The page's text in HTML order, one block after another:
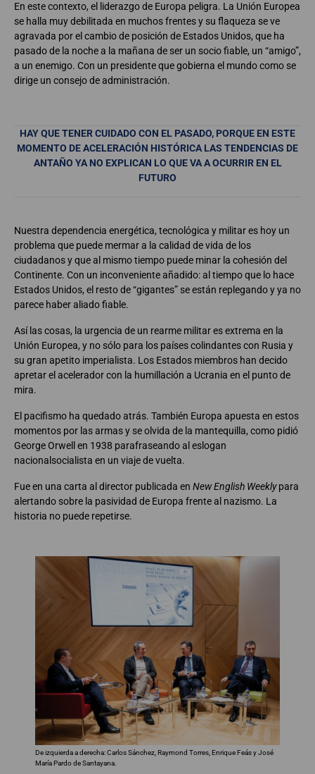
En este contexto, el liderazgo de Europa peligra. La Unión Europea
se halla muy debilitada en muchos frentes y su flaqueza se ve
agravada por el cambio de posición de Estados Unidos, que ha
pasado de la noche a la mañana de ser un socio fiable, un “amigo”,
a un enemigo. Con un presidente que gobierna el mundo como se
dirige un consejo de administración.
HAY QUE TENER CUIDADO CON EL PASADO, PORQUE EN ESTE
MOMENTO DE ACELERACIÓN HISTÓRICA LAS TENDENCIAS DE
ANTAÑO YA NO EXPLICAN LO QUE VA A OCURRIR EN EL
FUTURO
Nuestra dependencia energética, tecnológica y militar es hoy un
problema que puede mermar a la calidad de vida de los
ciudadanos y que al mismo tiempo puede minar la cohesión del
Continente. Con un inconveniente añadido: al tiempo que lo hace
Estados Unidos, el resto de “gigantes” se están replegando y ya no
parece haber aliado fiable.
Así las cosas, la urgencia de un rearme militar es extrema en la
Unión Europea, y no sólo para los países colindantes con Rusia y
su gran apetito imperialista. Los Estados miembros han decido
apretar el acelerador con la humillación a Ucrania en el punto de
mira.
El pacifismo ha quedado atrás. También Europa apuesta en estos
momentos por las armas y se olvida de la mantequilla, como pidió
George Orwell en 1938 parafraseando al eslogan
nacionalsocialista en un viaje de vuelta.
Fue en una carta al director publicada en New English Weeklypara
alertando sobre la pasividad de Europa frente al nazismo. La
historia no puede repetirse.
De izquierda a derecha: Carlos Sánchez, Raymond Torres, Enrique Feás y José
María Pardo de Santayana.